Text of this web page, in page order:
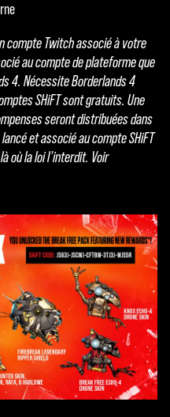
compte Twitch associé à votre
au compte de plateforme que
4. Nécessite Borderlands 4
SHiFT sont gratuits. Une
seront distribuées dans
et associé au compte SHiFT
où la loi l’interdit. Voir